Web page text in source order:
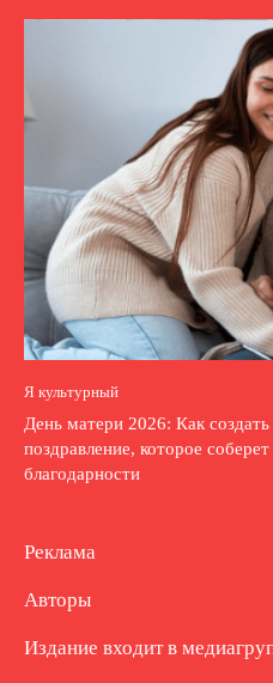
Я культурный
День матери 2026: Как создать
поздравление, которое
благодарности
Реклама
Авторы
Издание входит в